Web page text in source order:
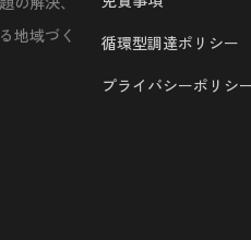
地域づく
循環型調達ポリシー
プライバシーポリシ